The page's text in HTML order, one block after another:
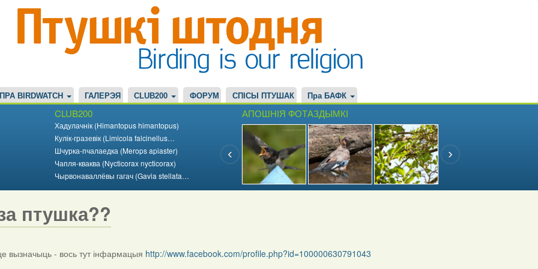
ПРА BIRDWATCH ГАЛЕРЭЯ CLUB200 ФОРУМ СПІСЫ ПТУШАК Пра БАФК
CLUB200
Хадулачнік (Himantopus himantopus)
Кулік-гразевік (Limicola falcinellus…
Шчурка-пчалаедка (Merops apiaster)
Чапля-кваква (Nycticorax nycticorax)
Чырвонаваллёвы гагач (Gavia stellata…
АПОШНІЯ ФОТАЗДЫМКІ
птушка??
вызначыць - вось тут інфармацыя http://www.facebook.com/profile.php?id=100000630791043